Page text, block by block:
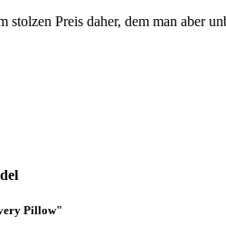
stolzen Preis daher, dem man aber
Pillow"